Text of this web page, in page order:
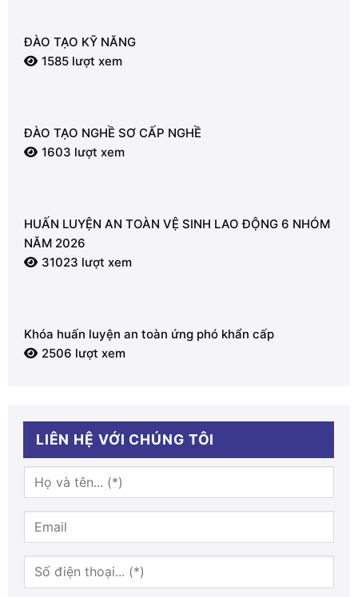
ĐÀO TẠO KỸ NĂNG
1585 lượt xem
ĐÀO TẠO NGHỀ SƠ CẤP NGHỀ
1603 lượt xem
HUẤN LUYỆN AN TOÀN VỆ SINH LAO ĐỘNG 6 NHÓM
NĂM 2026
31023 lượt xem
Khóa huấn luyện an toàn ứng phó khẩn cấp
2506 lượt xem
LIÊN HỆ VỚI CHÚNG TÔI